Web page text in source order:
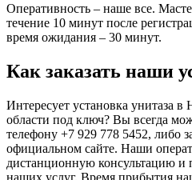
Оперативность – наше все.
течение 10 минут после
время ожидания – 30 минут.
Как заказать наши
Интересует установка унитаза
области под ключ? Вы всегда
телефону +7 929 778 5452, либо
официальном сайте. Наши
дистанционную консультацию и
наших услуг. Время прибытия